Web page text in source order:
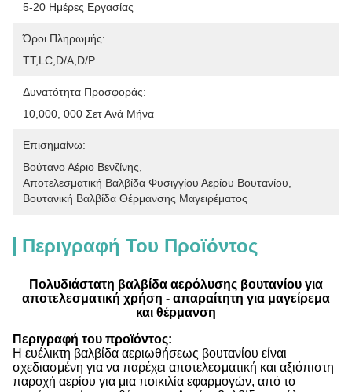
5-20 Ημέρες Εργασίας
Όροι Πληρωμής:
ΤΤ,LC,D/A,D/P
Δυνατότητα Προσφοράς:
10,000, 000 Σετ Ανά Μήνα
Επισημαίνω:
Βούτανο Αέριο Βενζίνης
Αποτελεσματική Βαλβίδα Φυσιγγίου Αερίου Βουτανίου
Βουτανική Βαλβίδα Θέρμανσης Μαγειρέματος
Περιγραφή Του Προϊόντος
Πολυδιάστατη βαλβίδα αερόλυσης βουτανίου για
αποτελεσματική χρήση - απαραίτητη για μαγείρεμα
και θέρμανση
Περιγραφή του προϊόντος:
Η ευέλικτη βαλβίδα αεριωθήσεως βουτανίου είναι
σχεδιασμένη για να παρέχει αποτελεσματική και αξιόπιστη
παροχή αερίου για μια ποικιλία εφαρμογών, από το